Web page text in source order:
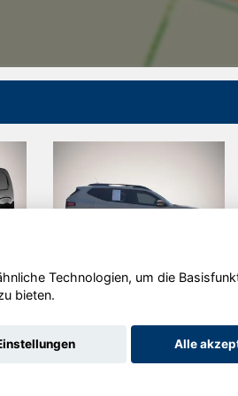
Dacia Duster
Technologien, um die
bieten.
Alle